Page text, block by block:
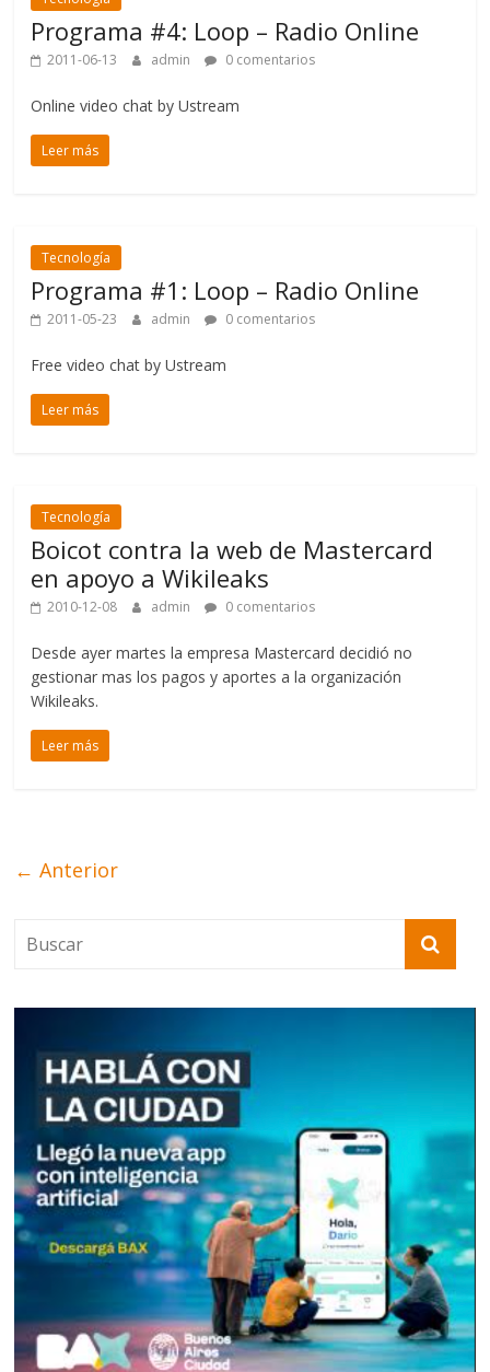
Programa #4: Loop – Radio Online
2011-06-13 admin 0 comentarios
Online video chat by Ustream
Leer más
Tecnología
Programa #1: Loop – Radio Online
2011-05-23 admin 0 comentarios
Free video chat by Ustream
Leer más
Tecnología
Boicot contra la web de Mastercard
en apoyo a Wikileaks
2010-12-08 admin 0 comentarios
Desde ayer martes la empresa Mastercard decidió no
gestionar mas los pagos y aportes a la organización
Wikileaks.
Leer más
← Anterior